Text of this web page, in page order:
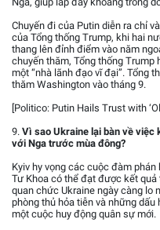
Chuyến đi của Putin diễn ra chỉ
của Tổng thống Trump, khi hai
thang lên đỉnh điểm vào năm
chuyến thăm, Tổng thống Trump
một “nhà lãnh đạo vĩ đại”. Tổng
thăm Washington vào tháng 9.
[Politico: Putin Hails Trust with
9. Vì sao Ukraine lại bàn về việc
với Nga trước mùa đông?
Kyiv hy vọng các cuộc đàm
Tư Khoa có thể đạt được kết
quan chức Ukraine ngày càng lo
phòng thủ hỏa tiễn và những
một cuộc huy động quân sự mới.